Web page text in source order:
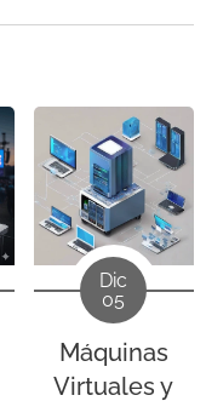
Dic
05
Máquinas
Virtuales y